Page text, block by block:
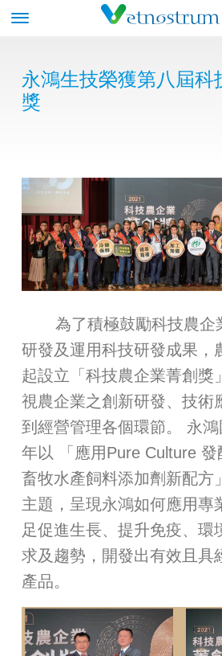
永鴻生技榮獲第八屆科
獎
為了積極鼓勵科技農企
研發及運用科技研發成果，
起設立「科技農企業菁創獎
視農企業之創新研發、技術
到經營管理各個環節。 永
年以 「應用Pure Culture
畜牧水產飼料添加劑新配方
主題，呈現永鴻如何應用專
足促進生長、提升免疫、環
求及趨勢，開發出有效且具
產品。